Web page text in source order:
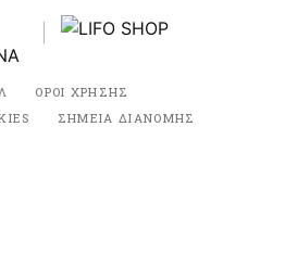
ΟΡΟΙ ΧΡΗΣΗΣ
ΣΗΜΕΙΑ ΔΙΑΝΟΜΗΣ